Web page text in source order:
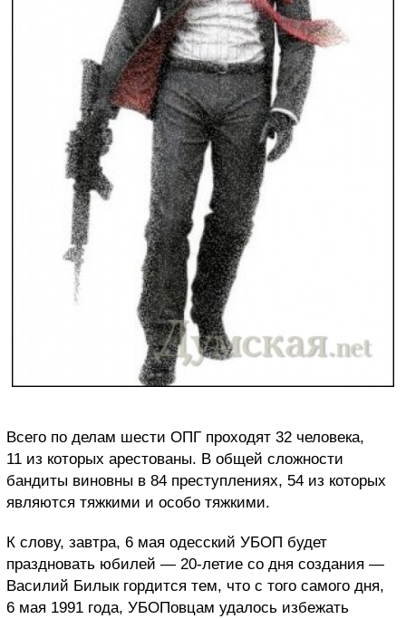
Всего по делам шести ОПГ проходят 32 человека,
11 из которых арестованы. В общей сложности
бандиты виновны в 84 преступлениях, 54 из которых
являются тяжкими и особо тяжкими.
К слову, завтра, 6 мая одесский УБОП будет
праздновать юбилей — 20-летие со дня создания —
Василий Билык гордится тем, что с того самого дня,
6 мая 1991 года, УБОПовцам удалось избежать